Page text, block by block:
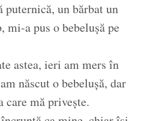
un bărbat un
a pus o bebelușă pe
astea, ieri am mers în
născut o bebelușă, dar
care mă privește.